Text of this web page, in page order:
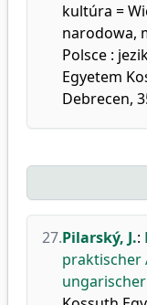
kultúra =
narodowa,
Polsce :
Egyetem
Debrecen,
27.Pilarský, J.:
praktischer